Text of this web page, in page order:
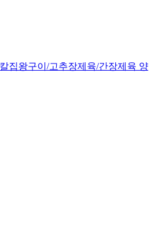
집왕구이/고추장제육/간장제육 양